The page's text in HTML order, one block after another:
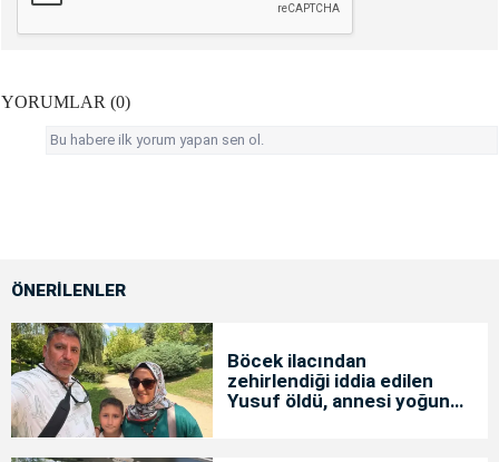
YORUMLAR (0)
Bu habere ilk yorum yapan sen ol.
ÖNERİLENLER
Böcek ilacından
zehirlendiği iddia edilen
Yusuf öldü, annesi yoğun